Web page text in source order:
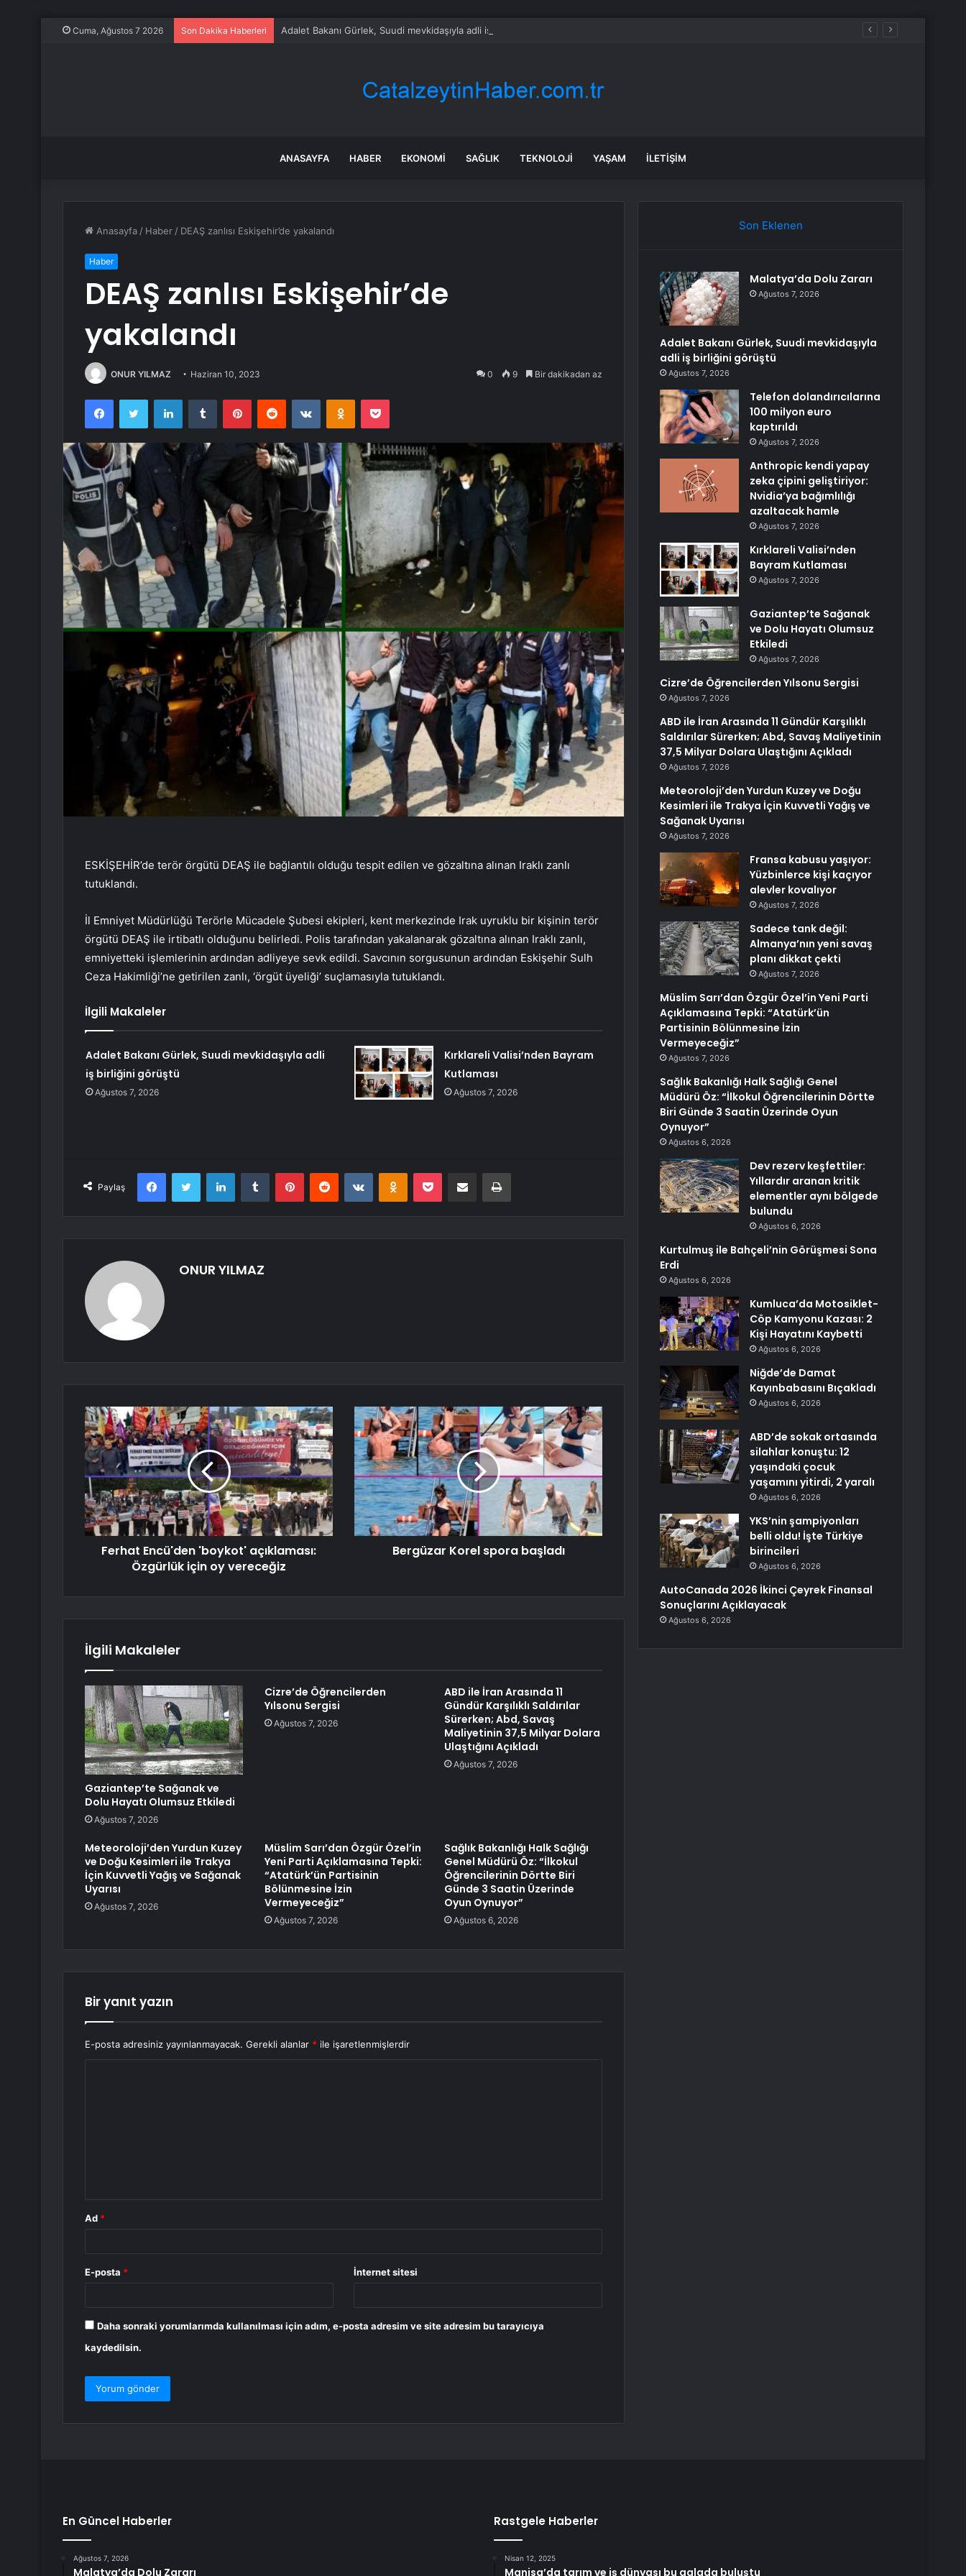
Cuma, Ağustos 7 2026 Son Dakika Haberleri Adalet Bakanı Gürlek, Suudi mevkidaşıyla adli iş birliğini görüştü
ANASAYFA HABER EKONOMI SAĞLIK TEKNOLOJI YAŞAM İLETIŞIM
Anasayfa / Haber / DEAŞ zanlısı Eskişehir’de yakalandı
Haber
DEAŞ zanlısı Eskişehir’de
yakalandı
ONUR YILMAZ Haziran 10, 2023 0 9 Bir dakikadan az
FacebookTwitter LinkedInTumblr PinterestReddit VKontakteOdnoklassniki
Pocket
ESKİŞEHİR’de terör örgütü DEAŞ ile bağlantılı olduğu tespit edilen ve gözaltına alınan Iraklı zanlı
tutuklandı.
İl Emniyet Müdürlüğü Terörle Mücadele Şubesi ekipleri, kent merkezinde Irak uyruklu bir kişinin terör
örgütü DEAŞ ile irtibatlı olduğunu belirledi. Polis tarafından yakalanarak gözaltına alınan Iraklı zanlı,
emniyetteki işlemlerinin ardından adliyeye sevk edildi. Savcının sorgusunun ardından Eskişehir Sulh
Ceza Hakimliği’ne getirilen zanlı, ‘örgüt üyeliği’ suçlamasıyla tutuklandı.
İlgili Makaleler
Adalet Bakanı Gürlek, Suudi mevkidaşıyla adli
iş birliğini görüştü
Ağustos 7, 2026
Kırklareli Valisi’nden Bayram
Kutlaması
Ağustos 7, 2026
Paylaş
FacebookTwitter LinkedInTumblr PinterestReddit VKontakteOdnoklassniki
Pocket E-Posta ile paylaş Yazdır
ONUR YILMAZ
Ferhat Encü'den 'boykot' açıklaması:
Özgürlük için oy vereceğiz
Bergüzar Korel spora başladı
İlgili Makaleler
Gaziantep’te Sağanak ve
Dolu Hayatı Olumsuz Etkiledi
Ağustos 7, 2026
Cizre’de Öğrencilerden
Yılsonu Sergisi
Ağustos 7, 2026
ABD ile İran Arasında 11
Gündür Karşılıklı Saldırılar
Sürerken; Abd, Savaş
Maliyetinin 37,5 Milyar Dolara
Ulaştığını Açıkladı
Ağustos 7, 2026
Meteoroloji’den Yurdun Kuzey
ve Doğu Kesimleri ile Trakya
İçin Kuvvetli Yağış ve Sağanak
Uyarısı
Ağustos 7, 2026
Müslim Sarı’dan Özgür Özel’in
Yeni Parti Açıklamasına Tepki:
“Atatürk’ün Partisinin
Bölünmesine İzin
Vermeyeceğiz”
Ağustos 7, 2026
Sağlık Bakanlığı Halk Sağlığı
Genel Müdürü Öz: “İlkokul
Öğrencilerinin Dörtte Biri
Günde 3 Saatin Üzerinde
Oyun Oynuyor”
Ağustos 6, 2026
Bir yanıt yazın
E-posta adresiniz yayınlanmayacak. Gerekli alanlar * ile işaretlenmişlerdir
Ad *
E-posta * İnternet sitesi
Daha sonraki yorumlarımda kullanılması için adım, e-posta adresim ve site adresim bu tarayıcıya
kaydedilsin.
Son Eklenen
Malatya’da Dolu Zararı
Ağustos 7, 2026
Adalet Bakanı Gürlek, Suudi mevkidaşıyla
adli iş birliğini görüştü
Ağustos 7, 2026
Telefon dolandırıcılarına
100 milyon euro
kaptırıldı
Ağustos 7, 2026
Anthropic kendi yapay
zeka çipini geliştiriyor:
Nvidia’ya bağımlılığı
azaltacak hamle
Ağustos 7, 2026
Kırklareli Valisi’nden
Bayram Kutlaması
Ağustos 7, 2026
Gaziantep’te Sağanak
ve Dolu Hayatı Olumsuz
Etkiledi
Ağustos 7, 2026
Cizre’de Öğrencilerden Yılsonu Sergisi
Ağustos 7, 2026
ABD ile İran Arasında 11 Gündür Karşılıklı
Saldırılar Sürerken; Abd, Savaş Maliyetinin
37,5 Milyar Dolara Ulaştığını Açıkladı
Ağustos 7, 2026
Meteoroloji’den Yurdun Kuzey ve Doğu
Kesimleri ile Trakya İçin Kuvvetli Yağış ve
Sağanak Uyarısı
Ağustos 7, 2026
Fransa kabusu yaşıyor:
Yüzbinlerce kişi kaçıyor
alevler kovalıyor
Ağustos 7, 2026
Sadece tank değil:
Almanya’nın yeni savaş
planı dikkat çekti
Ağustos 7, 2026
Müslim Sarı’dan Özgür Özel’in Yeni Parti
Açıklamasına Tepki: “Atatürk’ün
Partisinin Bölünmesine İzin
Vermeyeceğiz”
Ağustos 7, 2026
Sağlık Bakanlığı Halk Sağlığı Genel
Müdürü Öz: “İlkokul Öğrencilerinin Dörtte
Biri Günde 3 Saatin Üzerinde Oyun
Oynuyor”
Ağustos 6, 2026
Dev rezerv keşfettiler:
Yıllardır aranan kritik
elementler aynı bölgede
bulundu
Ağustos 6, 2026
Kurtulmuş ile Bahçeli’nin Görüşmesi Sona
Erdi
Ağustos 6, 2026
Kumluca’da Motosiklet-
Cöp Kamyonu Kazası: 2
Kişi Hayatını Kaybetti
Ağustos 6, 2026
Niğde’de Damat
Kayınbabasını Bıçakladı
Ağustos 6, 2026
ABD’de sokak ortasında
silahlar konuştu: 12
yaşındaki çocuk
yaşamını yitirdi, 2 yaralı
Ağustos 6, 2026
YKS’nin şampiyonları
belli oldu! İşte Türkiye
birincileri
Ağustos 6, 2026
AutoCanada 2026 İkinci Çeyrek Finansal
Sonuçlarını Açıklayacak
Ağustos 6, 2026
En Güncel Haberler
Ağustos 7, 2026
Malatya’da Dolu Zararı
Rastgele Haberler
Nisan 12, 2025
Manisa’da tarım ve iş dünyası bu galada buluştu